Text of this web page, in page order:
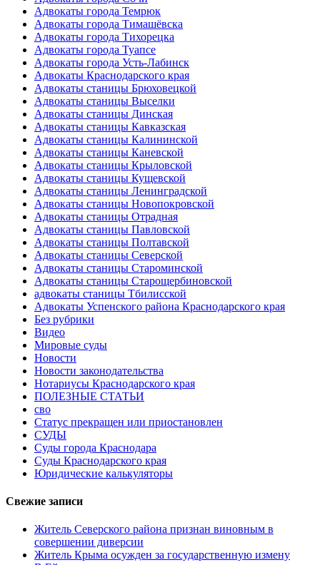
Адвокаты города Темрюк
Адвокаты города Тимашёвска
Адвокаты города Тихорецка
Адвокаты города Туапсе
Адвокаты города Усть-Лабинск
Адвокаты Краснодарского края
Адвокаты станицы Брюховецкой
Адвокаты станицы Выселки
Адвокаты станицы Динская
Адвокаты станицы Кавказская
Адвокаты станицы Калининской
Адвокаты станицы Каневской
Адвокаты станицы Крыловской
Адвокаты станицы Кущевской
Адвокаты станицы Ленинградской
Адвокаты станицы Новопокровской
Адвокаты станицы Отрадная
Адвокаты станицы Павловской
Адвокаты станицы Полтавской
Адвокаты станицы Северской
Адвокаты станицы Староминской
Адвокаты станицы Старощербиновской
адвокаты станицы Тбилисской
Адвокаты Успенского района Краснодарского края
Без рубрики
Видео
Мировые суды
Новости
Новости законодательства
Нотариусы Краснодарского края
ПОЛЕЗНЫЕ СТАТЬИ
сво
Статус прекращен или приостановлен
СУДЫ
Суды города Краснодара
Суды Краснодарского края
Юридические калькуляторы
Свежие записи
Житель Северского района признан виновным в
совершении диверсии
Житель Крыма осужден за государственную измену